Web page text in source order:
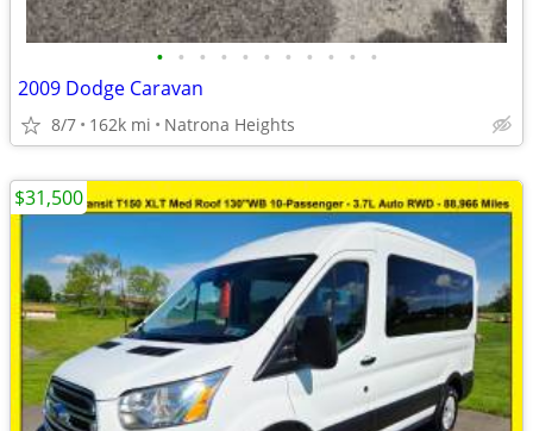
• • • • • • • • • • •
2009 Dodge Caravan
8/7 162k mi Natrona Heights
$31,500